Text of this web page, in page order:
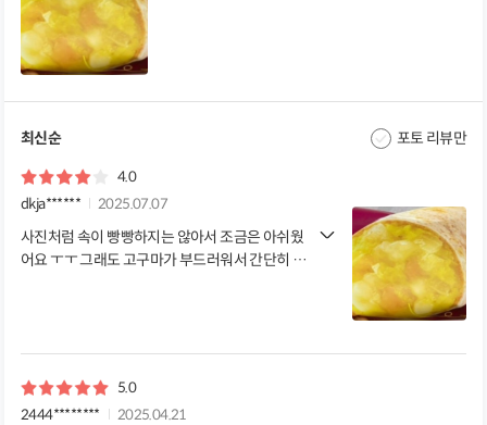
최신순 포토 리뷰만
4.0
dkja******
2025.07.07
사진처럼 속이 빵빵하지는 않아서 조금은 아쉬웠
어요 ㅜㅜ 그래도 고구마가 부드러워서 간단히 간
5.0
2444********
2025.04.21